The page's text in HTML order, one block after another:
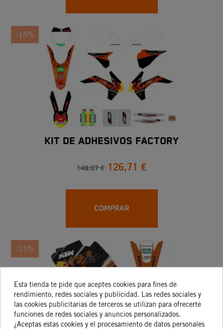
-15%
KIT DE ADHESIVOS FACTORY
149,07 € 126,71 €
COMPRAR
-15%
Esta tienda te pide que aceptes cookies para fines de
rendimiento, redes sociales y publicidad. Las redes sociales y
las cookies publicitarias de terceros se utilizan para ofrecerte
funciones de redes sociales y anuncios personalizados.
¿Aceptas estas cookies y el procesamiento de datos personales